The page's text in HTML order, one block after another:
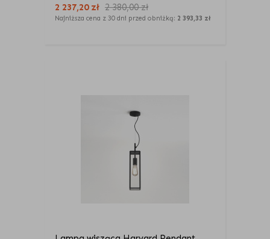
2 237,20 zł 2 380,00zł
Najniższa cena z 30 dni przed obniżką: 2 393,33 zł